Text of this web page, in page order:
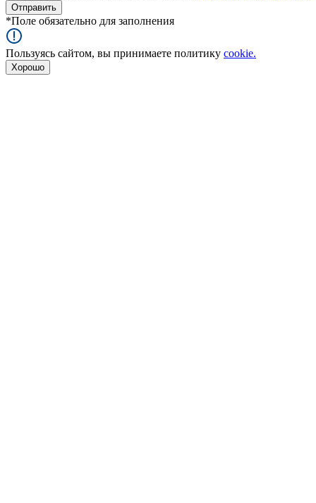
*Поле обязательно для заполнения
Пользуясь сайтом, вы принимаете политику cookie.
Хорошо